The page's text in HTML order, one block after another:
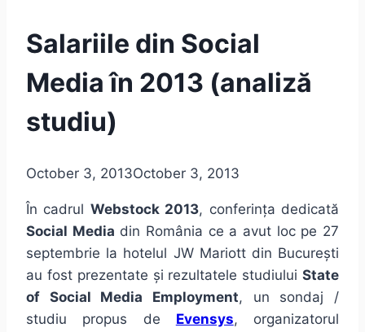
Salariile din Social
Media în 2013 (analiză
studiu)
October 3, 2013October 3, 2013
În cadrul Webstock 2013, conferința dedicată
Social Media din România ce a avut loc pe 27
septembrie la hotelul JW Mariott din București
au fost prezentate și rezultatele studiului State
of Social Media Employment, un sondaj /
studiu propus de Evensys, organizatorul